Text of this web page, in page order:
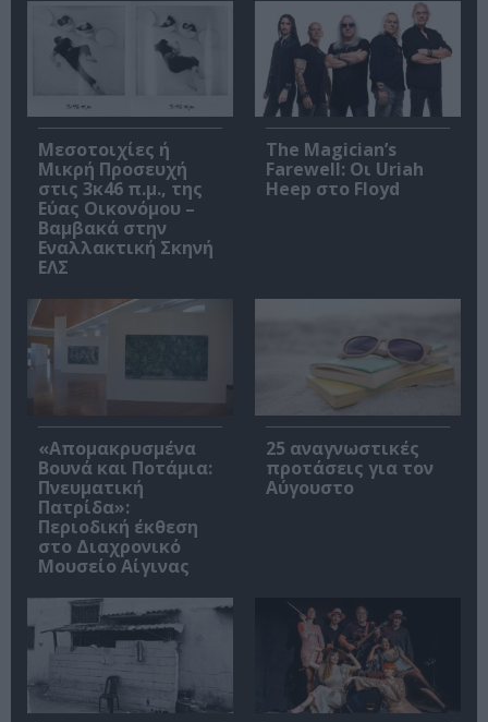
Μεσοτοιχίες ή
Μικρή Προσευχή
στις 3κ46 π.μ., της
Εύας Οικονόμου –
Βαμβακά στην
Εναλλακτική Σκηνή
ΕΛΣ
The Magician’s
Farewell: Οι Uriah
Heep στο Floyd
«Απομακρυσμένα
Βουνά και Ποτάμια:
Πνευματική
Πατρίδα»:
Περιοδική έκθεση
στο Διαχρονικό
Μουσείο Αίγινας
25 αναγνωστικές
προτάσεις για τον
Αύγουστο